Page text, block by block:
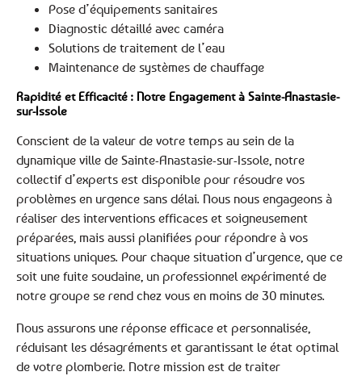
Pose d’équipements sanitaires
Diagnostic détaillé avec caméra
Solutions de traitement de l’eau
Maintenance de systèmes de chauffage
Rapidité et Efficacité : Notre Engagement à Sainte-Anastasie-
sur-Issole
Conscient de la valeur de votre temps au sein de la
dynamique ville de Sainte-Anastasie-sur-Issole, notre
collectif d’experts est disponible pour résoudre vos
problèmes en urgence sans délai. Nous nous engageons à
réaliser des interventions efficaces et soigneusement
préparées, mais aussi planifiées pour répondre à vos
situations uniques. Pour chaque situation d’urgence, que ce
soit une fuite soudaine, un professionnel expérimenté de
notre groupe se rend chez vous en moins de 30 minutes.
Nous assurons une réponse efficace et personnalisée,
réduisant les désagréments et garantissant le état optimal
de votre plomberie. Notre mission est de traiter